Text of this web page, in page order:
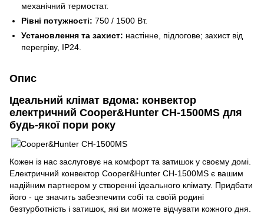
механічний термостат.
Рівні потужності: 750 / 1500 Вт.
Установлення та захист: настінне, підлогове; захист від
перегріву, IP24.
Опис
Ідеальний клімат вдома: конвектор
електричний Cooper&Hunter CH-1500MS для
будь-якої пори року
Кожен із нас заслуговує на комфорт та затишок у своєму домі.
Електричний конвектор Cooper&Hunter CH-1500MS є вашим
надійним партнером у створенні ідеального клімату. Придбати
його - це значить забезпечити собі та своїй родині
безтурботність і затишок, які ви можете відчувати кожного дня.